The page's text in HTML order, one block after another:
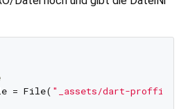
= File( "_assets/dart-